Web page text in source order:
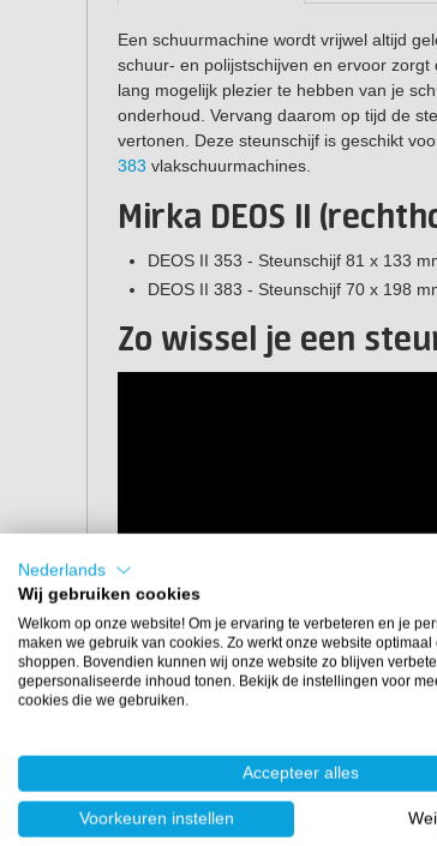
Een schuurmachine wordt vrijwel altijd
schuur- en polijstschijven en ervoor
lang mogelijk plezier te hebben van je
onderhoud. Vervang daarom op tijd de
vertonen. Deze steunschijf is geschikt
383 vlakschuurmachines.
Mirka DEOS II
DEOS II 353 - Steunschijf 81 x 133
DEOS II 383 - Steunschijf 70 x 198
Zo wissel je een
Nederlands
Wij gebruiken cookies
Welkom op onze website! Om je ervaring te verbeteren en je
maken we gebruik van cookies. Zo werkt onze website
shoppen. Bovendien kunnen wij onze website zo blijven
gepersonaliseerde inhoud tonen. Bekijk de instellingen voor
cookies die we gebruiken.
Accepteer alles
Voorkeuren instellen